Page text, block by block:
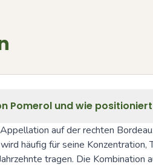
Pomerol und wie
auf der rechten
häufig für seine
tragen. Die